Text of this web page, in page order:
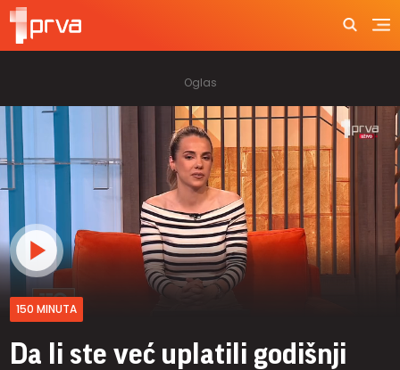
150 MINUTA
Da li ste već uplatili godišnji